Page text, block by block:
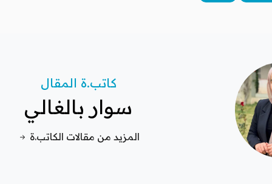
كاتب.ة المقال
سوار بالغالي
المزيد من مقالات الكاتب.ة